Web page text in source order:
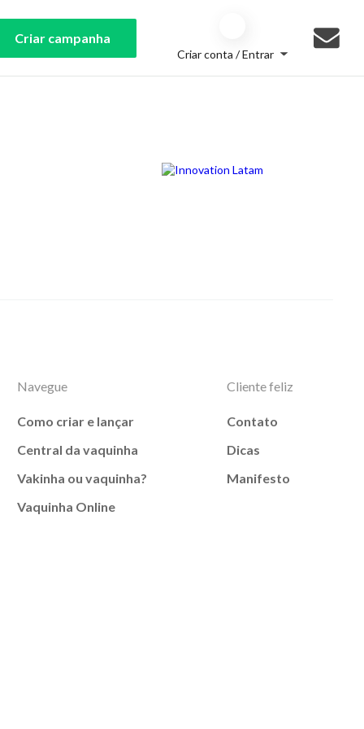
Criar campanha
Criar conta / Entrar
Navegue
Como criar e lançar
Central da vaquinha
Vakinha ou vaquinha?
Vaquinha Online
Cliente feliz
Contato
Dicas
Manifesto